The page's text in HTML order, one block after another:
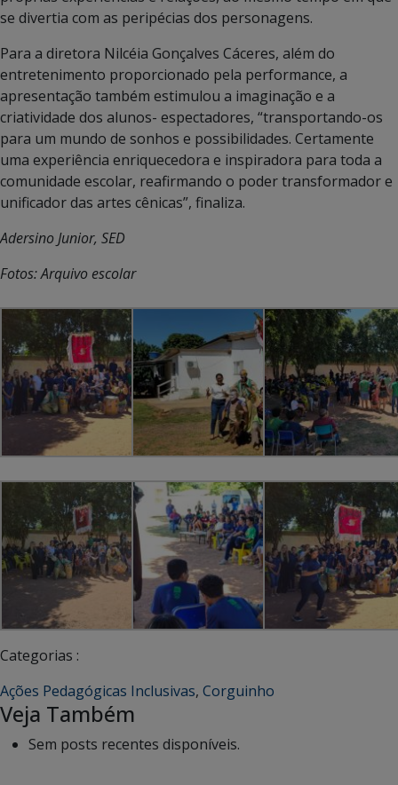
se divertia com as peripécias dos personagens.
Para a diretora Nilcéia Gonçalves Cáceres, além do
entretenimento proporcionado pela performance, a
apresentação também estimulou a imaginação e a
criatividade dos alunos- espectadores, “transportando-os
para um mundo de sonhos e possibilidades. Certamente
uma experiência enriquecedora e inspiradora para toda a
comunidade escolar, reafirmando o poder transformador e
unificador das artes cênicas”, finaliza.
Adersino Junior, SED
Fotos: Arquivo escolar
Categorias :
Ações Pedagógicas Inclusivas, Corguinho
Veja Também
Sem posts recentes disponíveis.